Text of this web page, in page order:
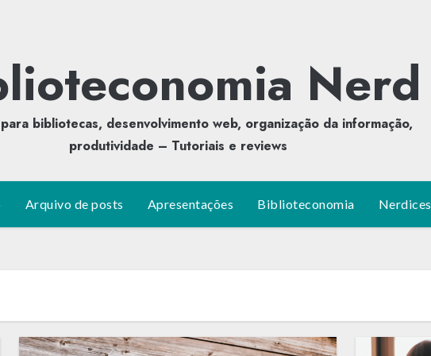
Nerd
bibliotecas, desenvolvimento web, organização da informação,
produtividade – Tutoriais e reviews
Arquivo de posts Apresentações Biblioteconomia Nerdices